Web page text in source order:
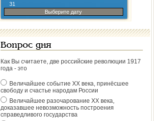
31
Выберите дату
Вопрос дня
Как Вы считаете, две российские революции 1917
года - это
Величайшее событие ХХ века, принёсшее
свободу и счастье народам России
Величайшее разочарование ХХ века,
доказавшее невозможность построения
справедливого государства